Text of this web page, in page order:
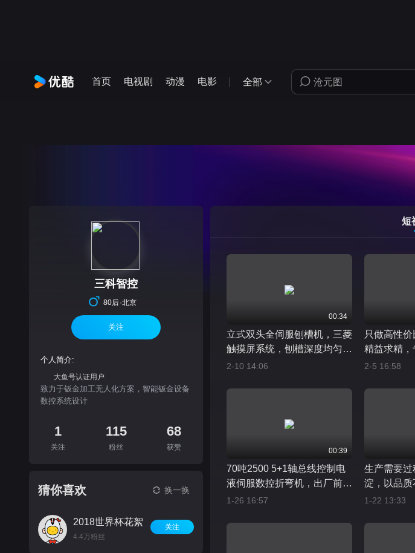
首页 电视剧 动漫 电影 全部
三科智控
80后·北京
关注
个人简介:
大鱼号认证用户
致力于钣金加工无人化方案，智能钣金设备
数控系统设计
1
关注
115
粉丝
68
获赞
猜你喜欢 换一换
2018世界杯花絮
4.4万粉丝
关注
短
00:34
立式双头全伺服刨槽机，三菱
触摸屏系统，刨槽深度均匀一
致，丝滑到底进退自如
2-10 14:06
只做高性
精益求精，
心，效果力
诚信周到#
2-5 16:58
00:39
70吨2500 5+1轴总线控制电
液伺服数控折弯机，出厂前预
验收。物美价廉是理想，一分
有所值，不消耗人品不辜负信
1-26 16:57
生产需要
淀，以品质
订单，都是
优良的品
1-22 13:33